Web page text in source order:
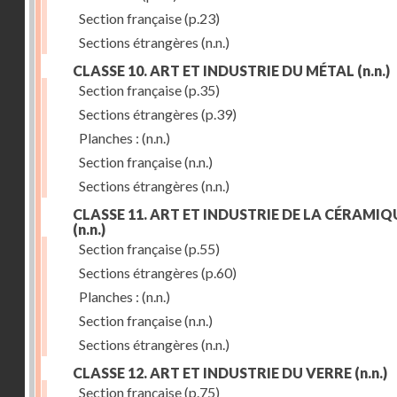
Section française(p.23)
Sections étrangères (n.n.)
CLASSE 10. ART ET INDUSTRIE DU MÉTAL (n.n.)
Section française(p.35)
Sections étrangères (p.39)
Planches : (n.n.)
Section française(n.n.)
Sections étrangères (n.n.)
CLASSE 11. ART ET INDUSTRIE DE LA
(n.n.)
Section française(p.55)
Sections étrangères (p.60)
Planches : (n.n.)
Section française(n.n.)
Sections étrangères (n.n.)
CLASSE 12. ART ET INDUSTRIE DU VERRE (n.n.)
Section française(p.75)